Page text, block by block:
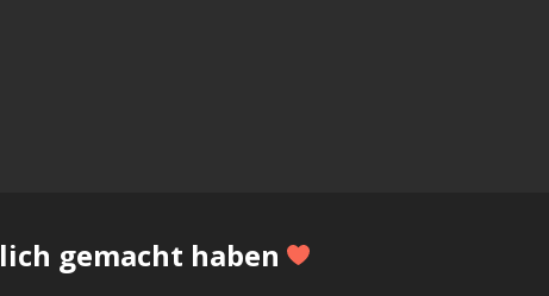
gemacht haben